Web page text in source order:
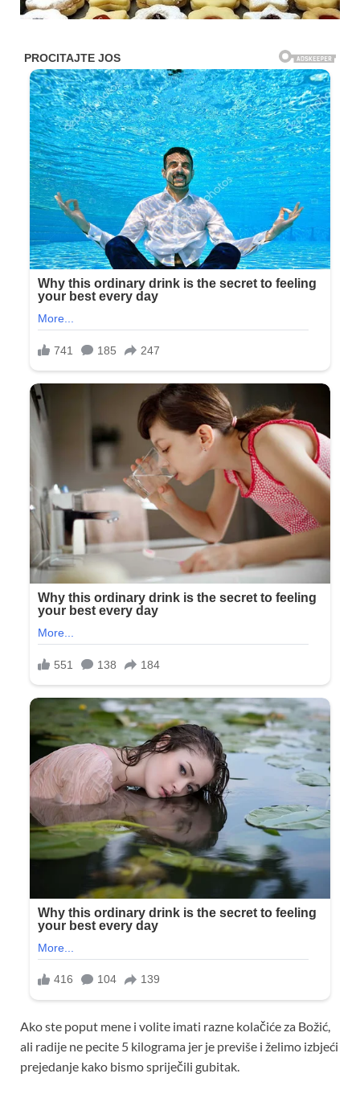
Ako ste poput mene i volite imati razne kolačiće za Božić,
ali radije ne pecite 5 kilograma jer je previše i želimo izbjeći
prejedanje kako bismo spriječili gubitak.